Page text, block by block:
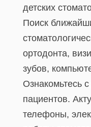
детских
Поиск
ортодонта,
зубов,
Ознакомьтесь
пациентов.
телефоны,